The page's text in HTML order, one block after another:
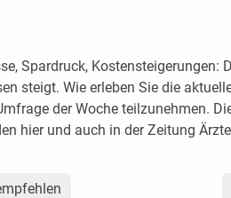
Spardruck, Kostensteigerungen:
steigt. Wie erleben Sie die
der Woche teilzunehmen.
hier und auch in der Zeitung